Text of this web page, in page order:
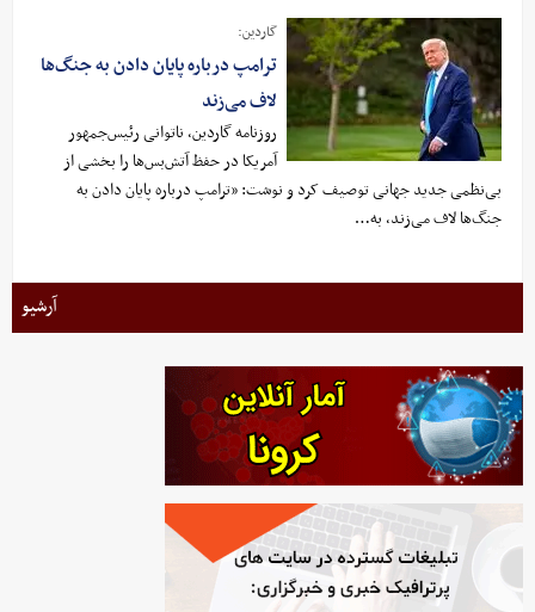
گاردین:
ترامپ درباره پایان دادن به جنگ‌ها
لاف می‌زند
روزنامه گاردین، ناتوانی رئیس‌جمهور
آمریکا در حفظ آتش‌بس‌ها را بخشی از
بی‌نظمی جدید جهانی توصیف کرد و نوشت: «ترامپ درباره پایان دادن به
جنگ‌ها لاف می‌زند، به…
آرشیو